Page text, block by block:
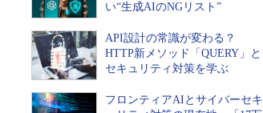
い“生成AIのNGリスト”
API設計の常識が変わる？
HTTP新メソッド「QUERY」と
セキュリティ対策を学ぶ
フロンティアAIとサイバーセキ